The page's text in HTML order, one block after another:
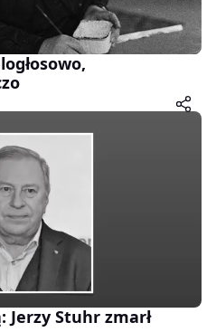
Jerzy Stuhr zmarł